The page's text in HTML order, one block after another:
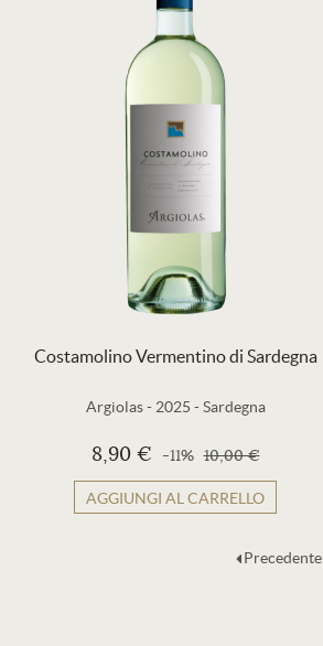
Costamolino Vermentino di Sardegna
Argiolas - 2025 -Sardegna
8,90 € -11% 10,00 €
AGGIUNGI AL CARRELLO
Precedente